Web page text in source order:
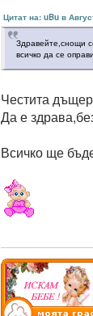
Цитат на: uBu в
Здравейте,снощи
всичко да се
Честита
Да е
Всичко ще